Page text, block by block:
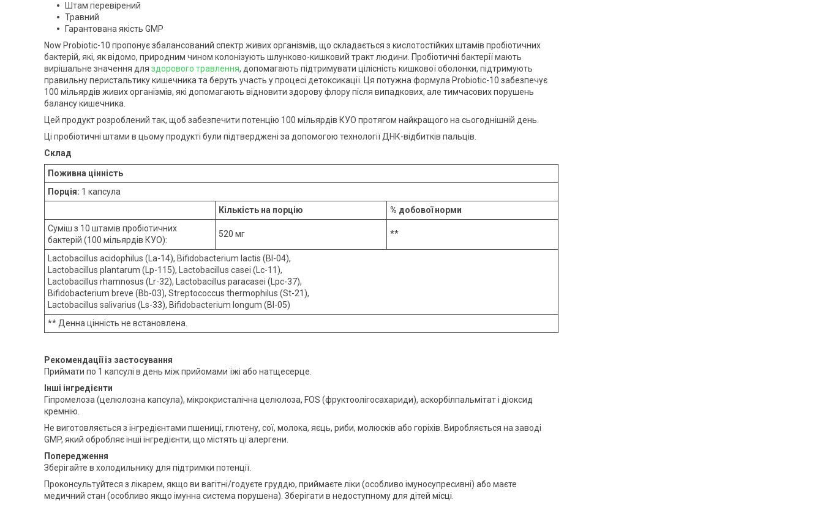
Штам перевірений
Травний
Гарантована якість GMP
Now Probiotic-10 пропонує збалансований спектр живих організмів, що складається з кислотостійких штамів пробіотичних
бактерій, які, як відомо, природним чином колонізують шлунково-кишковий тракт людини. Пробіотичні бактерії мають
вирішальне значення для здорового травлення, допомагають підтримувати цілісність кишкової оболонки, підтримують
правильну перистальтику кишечника та беруть участь у процесі детоксикації. Ця потужна формула Probiotic-10 забезпечує
100 мільярдів живих організмів, які допомагають відновити здорову флору після випадкових, але тимчасових порушень
балансу кишечника.
Цей продукт розроблений так, щоб забезпечити потенцію 100 мільярдів КУО протягом найкращого на сьогоднішній день.
Ці пробіотичні штами в цьому продукті були підтверджені за допомогою технології ДНК-відбитків пальців.
Склад
Поживна цінність
Порція: 1 капсула
Кількість на порцію
% добової норми
Суміш з 10 штамів пробіотичних
бактерій (100 мільярдів КУО):
520 мг **
Lactobacillus acidophilus (La-14), Bifidobacterium lactis (BI-04),
Lactobacillus plantarum (Lp-115), Lactobacillus casei (Lc-11),
Lactobacillus rhamnosus (Lr-32), Lactobacillus paracasei (Lpc-37),
Bifidobacterium breve (Bb-03), Streptococcus thermophilus (St-21),
Lactobacillus salivarius (Ls-33), Bifidobacterium longum (BI-05)
** Денна цінність не встановлена.
Рекомендації із застосування
Приймати по 1 капсулі в день між прийомами їжі або натщесерце.
Інші інгредієнти
Гіпромелоза (целюлозна капсула), мікрокристалічна целюлоза, FOS (фруктоолігосахариди), аскорбілпальмітат і діоксид
кремнію.
Не виготовляється з інгредієнтами пшениці, глютену, сої, молока, яєць, риби, молюсків або горіхів. Виробляється на заводі
GMP, який обробляє інші інгредієнти, що містять ці алергени.
Попередження
Зберігайте в холодильнику для підтримки потенції.
Проконсультуйтеся з лікарем, якщо ви вагітні/годуєте груддю, приймаєте ліки (особливо імуносупресивні) або маєте
медичний стан (особливо якщо імунна система порушена). Зберігати в недоступному для дітей місці.